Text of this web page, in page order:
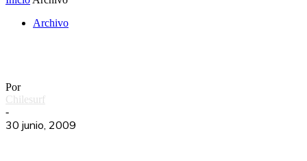
Archivo
Por
Chilesurf
-
30 junio, 2009